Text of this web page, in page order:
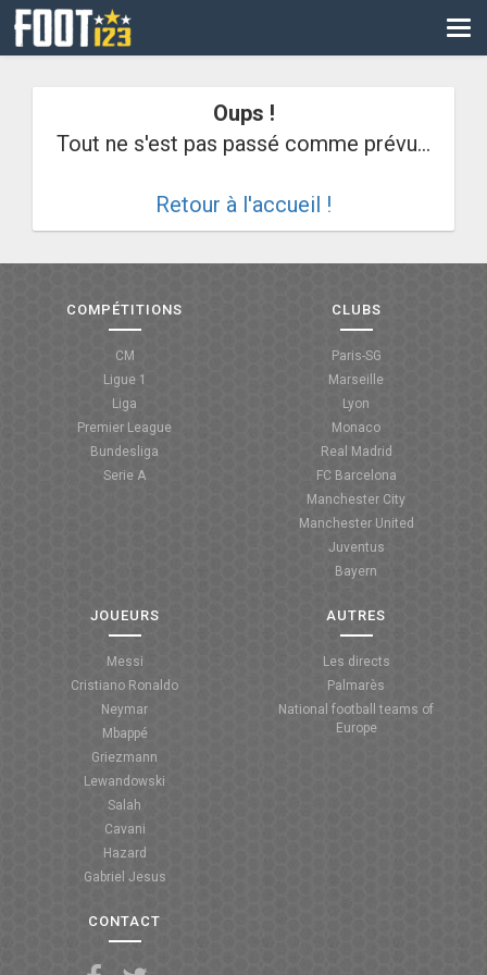
CM
COUPE DE FRANCE
COUPE DE LA LIGUE
Oups !
Tout ne s'est pas passé comme prévu...
Retour à l'accueil !
COMPÉTITIONS
CM
Ligue 1
Liga
Premier League
Bundesliga
Serie A
CLUBS
Paris-SG
Marseille
Lyon
Monaco
Real Madrid
FC Barcelona
Manchester City
Manchester United
Juventus
Bayern
JOUEURS
Messi
Cristiano Ronaldo
Neymar
Mbappé
Griezmann
Lewandowski
Salah
Cavani
Hazard
Gabriel Jesus
AUTRES
Les directs
Palmarès
National football teams of
Europe
CONTACT